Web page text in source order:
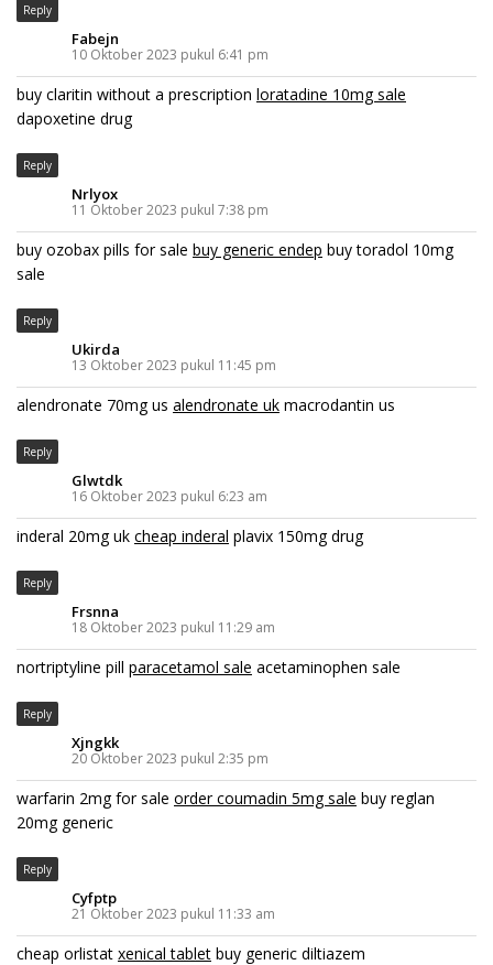
Reply
Fabejn
10 Oktober 2023 pukul 6:41 pm
buy claritin without a prescription loratadine 10mg sale
dapoxetine drug
Reply
Nrlyox
11 Oktober 2023 pukul 7:38 pm
buy ozobax pills for sale buy generic endep buy toradol 10mg
sale
Reply
Ukirda
13 Oktober 2023 pukul 11:45 pm
alendronate 70mg us alendronate uk macrodantin us
Reply
Glwtdk
16 Oktober 2023 pukul 6:23 am
inderal 20mg uk cheap inderal plavix 150mg drug
Reply
Frsnna
18 Oktober 2023 pukul 11:29 am
nortriptyline pill paracetamol sale acetaminophen sale
Reply
Xjngkk
20 Oktober 2023 pukul 2:35 pm
warfarin 2mg for sale order coumadin 5mg sale buy reglan
20mg generic
Reply
Cyfptp
21 Oktober 2023 pukul 11:33 am
cheap orlistat xenical tablet buy generic diltiazem